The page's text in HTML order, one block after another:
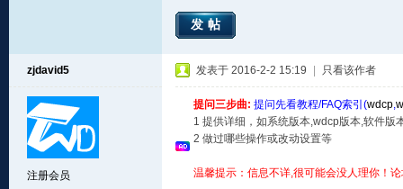
发帖
zjdavid5
注册会员
发表于 2016-2-2 15:19 只看该作者
提问三步曲: 提问先看教程/FAQ索引(wdcp,
1 提供详细，如系统版本,wdcp版本,软件版
2 做过哪些操作或改动设置等
温馨提示：信息不详,很可能会没人理你！